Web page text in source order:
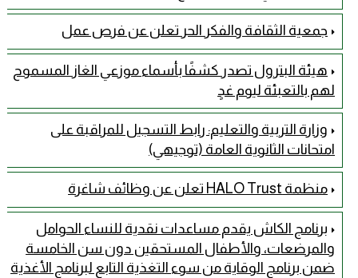
جمعية الثقافة والفكر الحر تعلن عن فرص عمل
هيئة البترول تصدر كشفًا بأسماء موزعي الغاز المسموح
لهم بالتعبئة ليوم غدٍ
وزارة التربية والتعليم: رابط التسجيل للمراقبة على
امتحانات الثانوية العامة (توجيهي)
منظمة HALO Trust تعلن عن وظائف شاغرة
برنامج الكاش يقدم مساعدات نقدية للنساء الحوامل
والمرضعات، والأطفال المستحقين دون سن الخامسة
ضمن برنامج الوقاية من سوء التغذية التابع لبرنامج الأغذية